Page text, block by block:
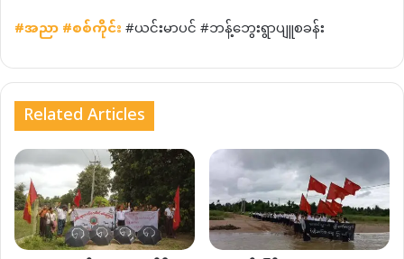
#အညာ#စစ်ကိုင်း#ယင်းမာပင် #ဘန့်ဘွေးရွာပျူစခန်း
Related Articles